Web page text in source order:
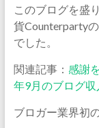
このブログを盛
貨Counterparty
でした。
関連記事： 感謝
年9月のブログ
ブロガー業界初